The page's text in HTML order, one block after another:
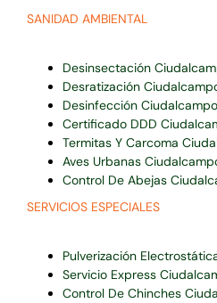
SANIDAD AMBIENTAL
Desinsectación
Desratización
Desinfección Ciudalcampo
Certificado DDD
Termitas Y Carcoma
Aves Urbanas
Control De Abejas
SERVICIOS ESPECIALES
Pulverización
Servicio Express
Control De Chinches